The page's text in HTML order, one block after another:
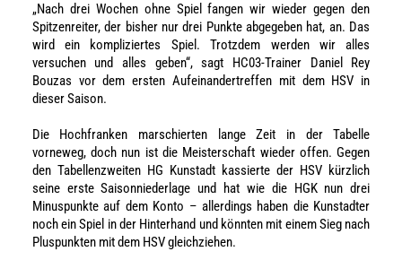
„Nach drei Wochen ohne Spiel fangen wir wieder gegen den
Spitzenreiter, der bisher nur drei Punkte abgegeben hat, an. Das
wird ein kompliziertes Spiel. Trotzdem werden wir alles
versuchen und alles geben“, sagt HC03-Trainer Daniel Rey
Bouzas vor dem ersten Aufeinandertreffen mit dem HSV in
dieser Saison.
Die Hochfranken marschierten lange Zeit in der Tabelle
vorneweg, doch nun ist die Meisterschaft wieder offen. Gegen
den Tabellenzweiten HG Kunstadt kassierte der HSV kürzlich
seine erste Saisonniederlage und hat wie die HGK nun drei
Minuspunkte auf dem Konto – allerdings haben die Kunstadter
noch ein Spiel in der Hinterhand und könnten mit einem Sieg nach
Pluspunkten mit dem HSV gleichziehen.